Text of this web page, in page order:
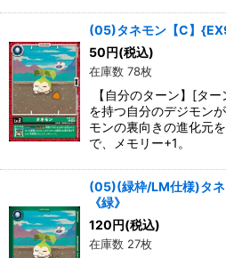
(05)タネモン【C】
50 円(税込)
在庫数 78枚
【自分のターン】[ター
を持つ自分のデジモン
モンの裏向きの進化元
で、メモリー+1。
(05)(緑枠/LM仕様)タ
《緑》
120 円(税込)
在庫数 27枚